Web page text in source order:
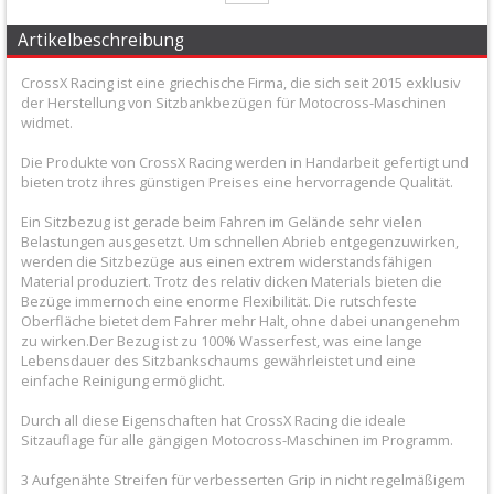
Filter
&
Schmierstoffe
Hebel
/
Armaturen
Kühlung
Protection
Artikelbeschreibung
CrossX Racing ist eine griechische Firma, die sich seit 2015 exklusiv
der Herstellung von Sitzbankbezügen für Motocross-Maschinen
widmet.
Die Produkte von CrossX Racing werden in Handarbeit gefertigt und
bieten trotz ihres günstigen Preises eine hervorragende Qualität.
Ein Sitzbezug ist gerade beim Fahren im Gelände sehr vielen
Belastungen ausgesetzt. Um schnellen Abrieb entgegenzuwirken,
werden die Sitzbezüge aus einen extrem widerstandsfähigen
Material produziert. Trotz des relativ dicken Materials bieten die
Bezüge immernoch eine enorme Flexibilität. Die rutschfeste
Oberfläche bietet dem Fahrer mehr Halt, ohne dabei unangenehm
zu wirken.Der Bezug ist zu 100% Wasserfest, was eine lange
Lebensdauer des Sitzbankschaums gewährleistet und eine
einfache Reinigung ermöglicht.
Durch all diese Eigenschaften hat CrossX Racing die ideale
Sitzauflage für alle gängigen Motocross-Maschinen im Programm.
3 Aufgenähte Streifen für verbesserten Grip in nicht regelmäßigem